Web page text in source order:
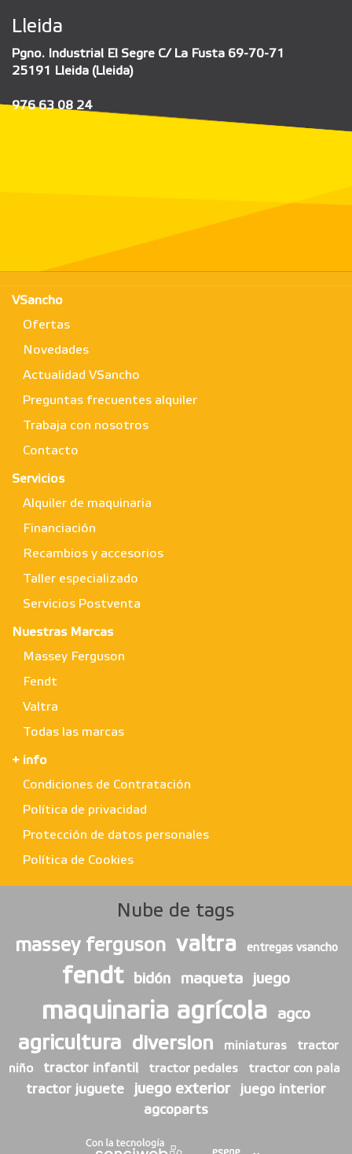
Lleida
Pgno. Industrial El Segre C/ La Fusta 69-70-71
25191 Lleida (Lleida)
976 63 08 24
VSancho
Ofertas
Novedades
Actualidad VSancho
Preguntas frecuentes alquiler
Trabaja con nosotros
Contacto
Servicios
Alquiler de maquinaria
Financiación
Recambios y accesorios
Taller especializado
Servicios Postventa
Nuestras Marcas
Massey Ferguson
Fendt
Valtra
Todas las marcas
+ info
Condiciones de Contratación
Política de privacidad
Protección de datos personales
Política de Cookies
Nube de tags
massey ferguson
valtra entregas vsancho
fendt bidón maqueta juego
maquinaria agrícola agco
agricultura diversion miniaturas tractor
niño tractor infantil tractor pedales tractor con pala
tractor juguete juego exterior
juego interior
agcoparts